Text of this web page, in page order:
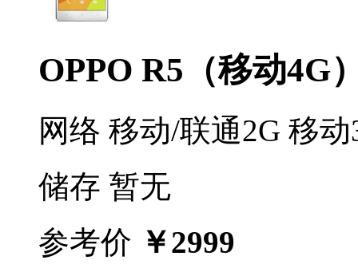
OPPO R5（移动4G
网络 移动/联通2G 移动
储存 暂无
参考价 ￥2999